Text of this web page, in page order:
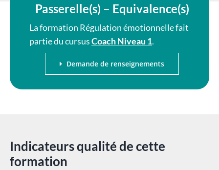
Passerelle(s) – Equivalence(s)
La formation Régulation émotionnelle fait
partie du cursusCoach Niveau 1.
Demande de renseignements
Indicateurs qualité de cette
formation